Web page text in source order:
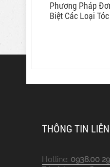
Phương Pháp
Biệt Các Loại
THÔNG TIN
Hotline: 0938.00